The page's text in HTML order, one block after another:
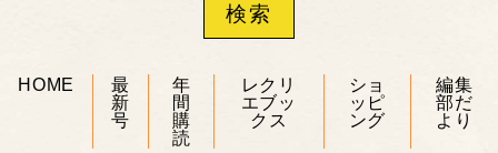
HOME
最
新
号
年
間
購
読
レクリ
エブッ
クス
ショ
ッピ
ング
編集
部だ
より